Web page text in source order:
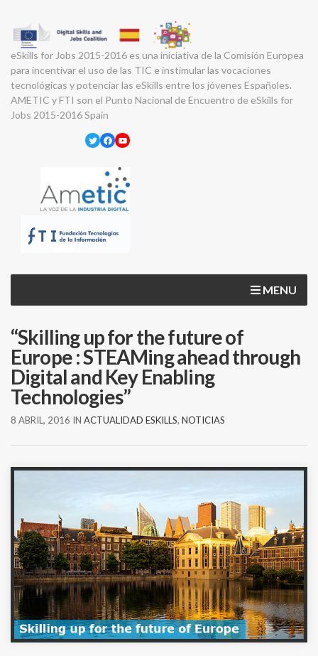
eSkills for Jobs 2015-2016 es una iniciativa de la Comisión Europea
para incentivar el uso de las TIC e instimular las vocaciones
tecnológicas y potenciar las eSkills entre los jóvenes Españoles.
AMETIC y FTI son el Punto Nacional de Encuentro de eSkills for
Jobs 2015-2016 Spain
Twitter
Facebook
YouTube
MENU
“Skilling up for the future of
Europe : STEAMing ahead through
Digital and Key Enabling
Technologies”
8 ABRIL, 2016 IN ACTUALIDAD ESKILLS, NOTICIAS